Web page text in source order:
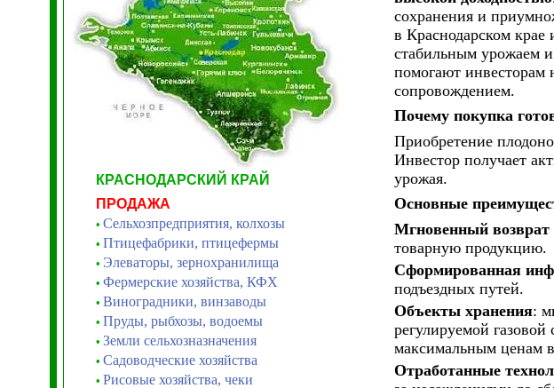
КРАСНОДАРСКИЙ КРАЙ
ПРОДАЖА
• Сельхозпредприятия, колхозы
• Птицефабрики, птицефермы
• Элеваторы, зернохранилища
• Фермерские хозяйства, КФХ
• Виноградники, винзаводы
• Пруды, рыбхозы, водоемы
• Земли сельхозназначения
• Садоводческие хозяйства
• Рисовые хозяйства, чеки
сохранения и
в Краснодарском
стабильным урожаем
помогают
сопровождением.
Почему покупка
Приобретение
Инвестор получает
урожая.
Основные
Мгновенный возврат
товарную продукцию.
Сформированная
подъездных путей.
Объекты хранения:
регулируемой
максимальным ценам
Отработанные